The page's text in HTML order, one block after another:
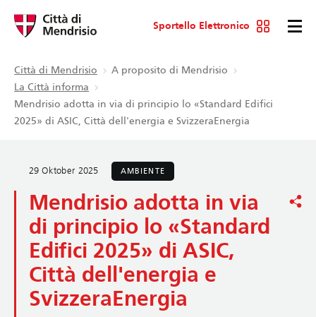
Sportello Elettronico
Città di Mendrisio
A proposito di Mendrisio
La Città informa
Mendrisio adotta in via di principio lo «Standard Edifici
2025» di ASIC, Città dell'energia e SvizzeraEnergia
29 Oktober 2025 AMBIENTE
Mendrisio adotta in via
di principio lo «Standard
Edifici 2025» di ASIC,
Città dell'energia e
SvizzeraEnergia